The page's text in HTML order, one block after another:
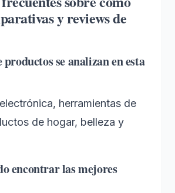
y reviews de
se analizan en esta
herramientas de
de hogar, belleza y
encontrar las mejores